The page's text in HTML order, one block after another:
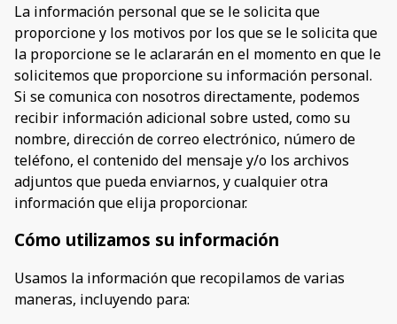
La información personal que se le solicita que
proporcione y los motivos por los que se le solicita que
la proporcione se le aclararán en el momento en que le
solicitemos que proporcione su información personal.
Si se comunica con nosotros directamente, podemos
recibir información adicional sobre usted, como su
nombre, dirección de correo electrónico, número de
teléfono, el contenido del mensaje y/o los archivos
adjuntos que pueda enviarnos, y cualquier otra
información que elija proporcionar.
Cómo utilizamos su información
Usamos la información que recopilamos de varias
maneras, incluyendo para: